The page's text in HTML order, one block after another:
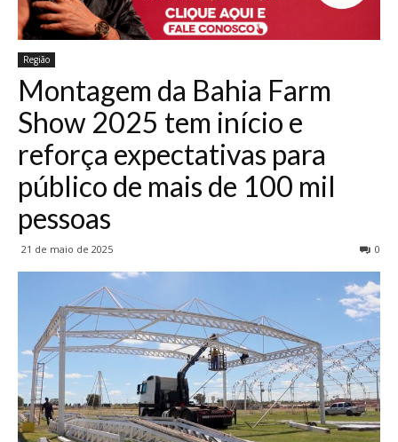
Região
Montagem da Bahia Farm
Show 2025 tem início e
reforça expectativas para
público de mais de 100 mil
pessoas
21 de maio de 2025 0